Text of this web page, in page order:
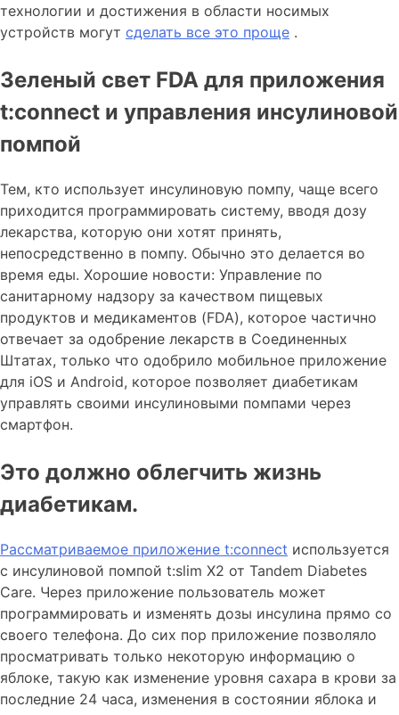
технологии и достижения в области носимых
устройств могут сделать все это проще .
Зеленый свет FDA для приложения
t:connect и управления инсулиновой
помпой
Тем, кто использует инсулиновую помпу, чаще всего
приходится программировать систему, вводя дозу
лекарства, которую они хотят принять,
непосредственно в помпу. Обычно это делается во
время еды. Хорошие новости: Управление по
санитарному надзору за качеством пищевых
продуктов и медикаментов (FDA), которое частично
отвечает за одобрение лекарств в Соединенных
Штатах, только что одобрило мобильное приложение
для iOS и Android, которое позволяет диабетикам
управлять своими инсулиновыми помпами через
смартфон.
Это должно облегчить жизнь
диабетикам.
Рассматриваемое приложение t:connect используется
с инсулиновой помпой t:slim X2 от Tandem Diabetes
Care. Через приложение пользователь может
программировать и изменять дозы инсулина прямо со
своего телефона. До сих пор приложение позволяло
просматривать только некоторую информацию о
яблоке, такую ​​как изменение уровня сахара в крови за
последние 24 часа, изменения в состоянии яблока и